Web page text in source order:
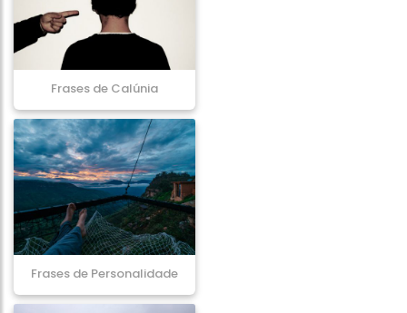
Frases de Calúnia
Frases de Personalidade